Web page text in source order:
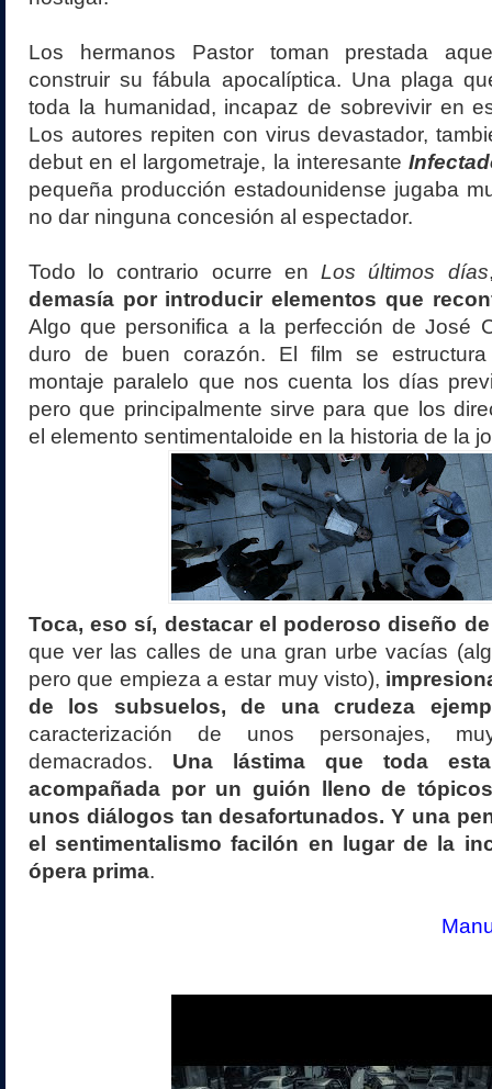
Los hermanos Pastor toman prestada
construir su fábula apocalíptica. Una plaga
toda la humanidad, incapaz de sobrevivir en
Los autores repiten con virus devastador,
debut en el largometraje, la interesante
pequeña producción estadounidense jugaba
no dar ninguna concesión al espectador.
Todo lo contrario ocurre enLos últimos días
demasía por introducir elementos que
Algo que personifica a la perfección de José
duro de buen corazón. El film se
montaje paralelo que nos cuenta los días
pero que principalmente sirve para que los
el elemento sentimentaloide en la historia de la
Toca, eso sí, destacar el poderoso diseño
que ver las calles de una gran urbe vacías
pero que empieza a estar muy visto),
de los subsuelos, de una crudeza
caracterización de unos personajes,
demacrados. Una lástima que toda
acompañada por un guión lleno de
unos diálogos tan desafortunados. Y una
el sentimentalismo facilón en lugar de la
ópera prima.